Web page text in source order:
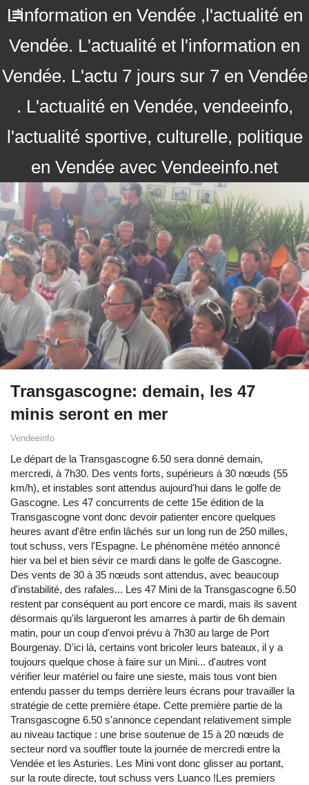
L'information en Vendée ,l'actualité en
Vendée. L'actualité et l'information en
Vendée. L'actu 7 jours sur 7 en Vendée
. L'actualité en Vendée, vendeeinfo,
l'actualité sportive, culturelle, politique
en Vendée avec Vendeeinfo.net
Transgascogne: demain, les 47
minis seront en mer
Vendeeinfo
Le départ de la Transgascogne 6.50 sera donné demain,
mercredi, à 7h30. Des vents forts, supérieurs à 30 nœuds (55
km/h), et instables sont attendus aujourd'hui dans le golfe de
Gascogne. Les 47 concurrents de cette 15e édition de la
Transgascogne vont donc devoir patienter encore quelques
heures avant d'être enfin lâchés sur un long run de 250 milles,
tout schuss, vers l'Espagne. Le phénomène météo annoncé
hier va bel et bien sévir ce mardi dans le golfe de Gascogne.
Des vents de 30 à 35 nœuds sont attendus, avec beaucoup
d'instabilité, des rafales... Les 47 Mini de la Transgascogne 6.50
restent par conséquent au port encore ce mardi, mais ils savent
désormais qu'ils largueront les amarres à partir de 6h demain
matin, pour un coup d'envoi prévu à 7h30 au large de Port
Bourgenay. D'ici là, certains vont bricoler leurs bateaux, il y a
toujours quelque chose à faire sur un Mini... d'autres vont
vérifier leur matériel ou faire une sieste, mais tous vont bien
entendu passer du temps derrière leurs écrans pour travailler la
stratégie de cette première étape. Cette première partie de la
Transgascogne 6.50 s'annonce cependant relativement simple
au niveau tactique : une brise soutenue de 15 à 20 nœuds de
secteur nord va souffler toute la journée de mercredi entre la
Vendée et les Asturies. Les Mini vont donc glisser au portant,
sur la route directe, tout schuss vers Luanco !Les premiers